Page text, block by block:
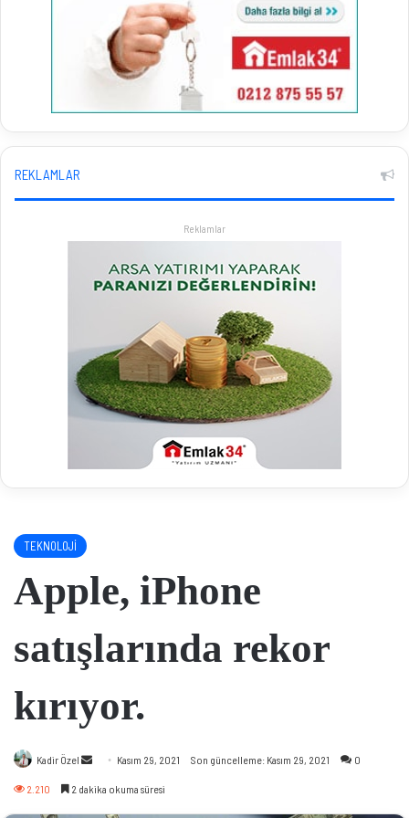
REKLAMLAR
Reklamlar